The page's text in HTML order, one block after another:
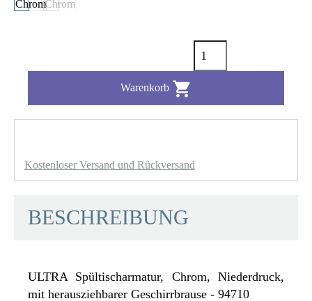
Warenkorb 
Kostenloser Versand und Rückversand
BESCHREIBUNG
ULTRA Spültischarmatur, Chrom, Niederdruck,
mit herausziehbarer Geschirrbrause - 94710